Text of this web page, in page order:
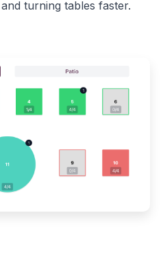
turning tables faster.